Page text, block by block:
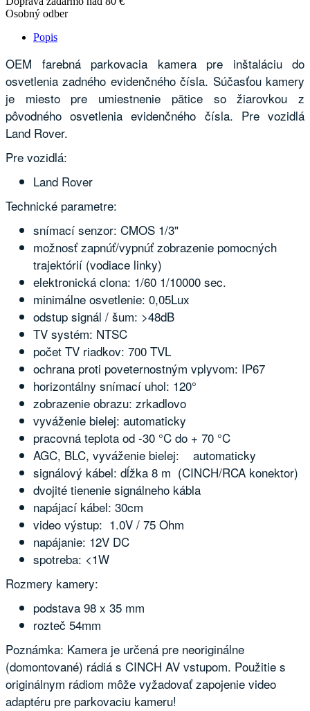
Osobný odber
Popis
OEM farebná parkovacia kamera pre inštaláciu do
osvetlenia zadného evidenčného čísla. Súčasťou kamery
je miesto pre umiestnenie pätice so žiarovkou z
pôvodného osvetlenia evidenčného čísla. Pre vozidlá
Land Rover.
Pre vozidlá:
Land Rover
Technické parametre:
snímací senzor: CMOS 1/3"
možnosť zapnúť/vypnúť zobrazenie pomocných
trajektórií (vodiace linky)
elektronická clona: 1/60 1/10000 sec.
minimálne osvetlenie: 0,05Lux
odstup signál / šum: >48dB
TV systém: NTSC
počet TV riadkov: 700 TVL
ochrana proti poveternostným vplyvom: IP67
horizontálny snímací uhol: 120°
zobrazenie obrazu: zrkadlovo
vyváženie bielej: automaticky
pracovná teplota od -30 °C do + 70 °C
AGC, BLC, vyváženie bielej: automaticky
signálový kábel: dĺžka 8 m (CINCH/RCA konektor)
dvojité tienenie signálneho kábla
napájací kábel: 30cm
video výstup: 1.0V / 75 Ohm
napájanie: 12V DC
spotreba: <1W
Rozmery kamery:
podstava 98 x 35 mm
rozteč 54mm
Poznámka: Kamera je určená pre neoriginálne
(domontované) rádiá s CINCH AV vstupom. Použitie s
originálnym rádiom môže vyžadovať zapojenie video
adaptéru pre parkovaciu kameru!